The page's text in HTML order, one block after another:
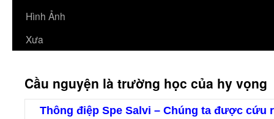
Hình Ảnh
Xưa
Cầu nguyện là trường học của hy vọng
Thông điệp Spe Salvi – Chúng ta được cứu